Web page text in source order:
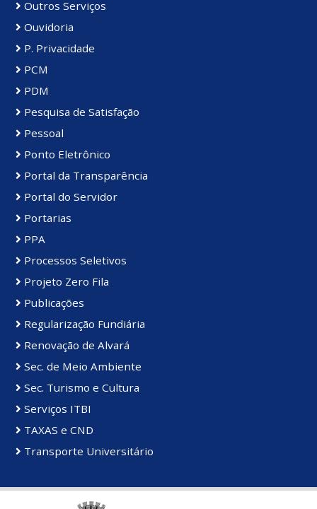
Outros Serviços
Ouvidoria
P. Privacidade
PCM
PDM
Pesquisa de Satisfação
Pessoal
Ponto Eletrônico
Portal da Transparência
Portal do Servidor
Portarias
PPA
Processos Seletivos
Projeto Zero Fila
Publicações
Regularização Fundiária
Renovação de Alvará
Sec. de Meio Ambiente
Sec. Turismo e Cultura
Serviços ITBI
TAXAS e CND
Transporte Universitário